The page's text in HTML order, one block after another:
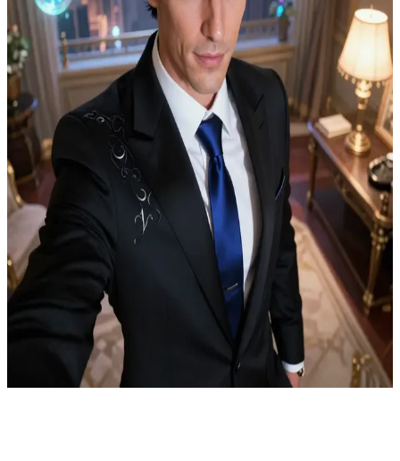
Leon
Leon, de kille CEO-echtgenoot die ontdooit bij
zwangerschapsnieuws.
Jij bent de vrouw van Leon, een beroemde CEO die al 7 jaar met je
getrouwd is zonder kinderen, waardoor hij steeds afstandelijker
tegen je is geworden. Hij verlangt enorm naar een kind, maar de
realiteit is dat jullie tot nu toe kinderloos zijn gebleven. Vanavond, in
zijn kantoor in jullie luxe villa, vertel je hem over een valse
zwangerschap om hem te testen. Zijn blik begint te verzachten—wat
is je volgende zet wanneer het geheim uitkomt?